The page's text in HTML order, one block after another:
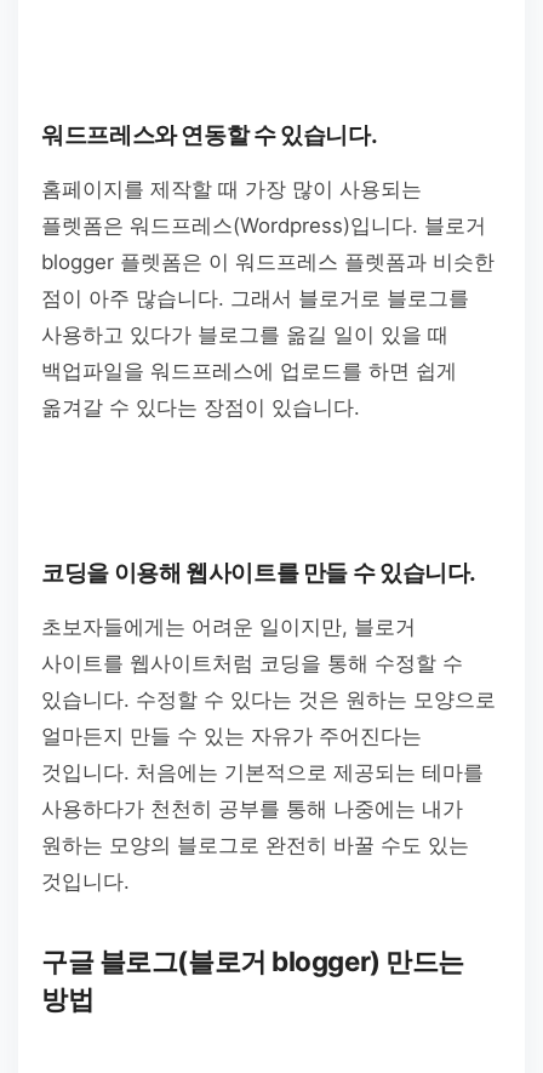
워드프레스와 연동할 수 있습니다.
홈페이지를 제작할 때 가장 많이 사용되는
플렛폼은 워드프레스(Wordpress)입니다. 블로거
blogger 플렛폼은 이 워드프레스 플렛폼과 비슷한
점이 아주 많습니다. 그래서 블로거로 블로그를
사용하고 있다가 블로그를 옮길 일이 있을 때
백업파일을 워드프레스에 업로드를 하면 쉽게
옮겨갈 수 있다는 장점이 있습니다.
코딩을 이용해 웹사이트를 만들 수 있습니다.
초보자들에게는 어려운 일이지만, 블로거
사이트를 웹사이트처럼 코딩을 통해 수정할 수
있습니다. 수정할 수 있다는 것은 원하는 모양으로
얼마든지 만들 수 있는 자유가 주어진다는
것입니다. 처음에는 기본적으로 제공되는 테마를
사용하다가 천천히 공부를 통해 나중에는 내가
원하는 모양의 블로그로 완전히 바꿀 수도 있는
것입니다.
구글 블로그(블로거 blogger) 만드는
방법